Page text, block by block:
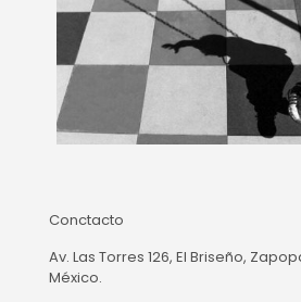
Conctacto
Av. Las Torres 126, El Briseño,
México.